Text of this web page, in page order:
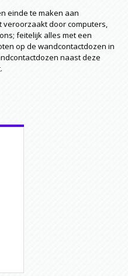
einde te maken aan
door computers,
feitelijk alles met een
op de wandcontactdozen in
naast deze